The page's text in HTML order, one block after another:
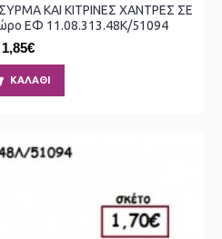
ΚΑΙ ΚΙΤΡΙΝΕΣ ΧΑΝΤΡΕΣ ΣΕ
ΕΦ 11.08.313.48Κ/51094
1,85€
ΚΑΛΆΘΙ